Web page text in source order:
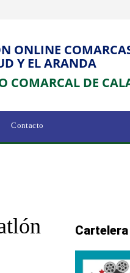
ONLINE
Y EL ARANDA
COMARCAL DE
Contacto
Cartelera